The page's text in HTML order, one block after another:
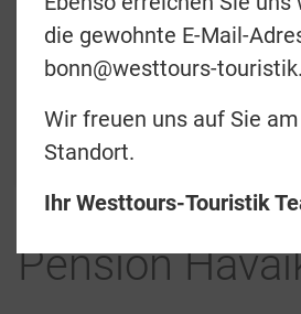
Merkliste
Teilen
Pension
die gewohnte E-Mail-
bonn@westtours-
Wir freuen uns auf Sie
Standort.
Ihr Westtours-Touristik